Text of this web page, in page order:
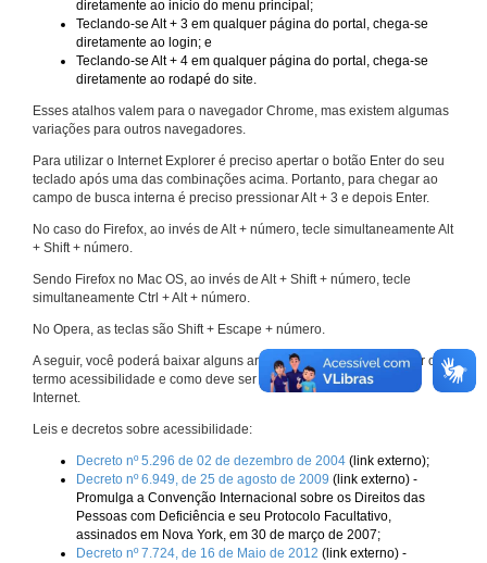
diretamente ao início do menu principal;
Teclando-se Alt + 3 em qualquer página do portal, chega-se
diretamente ao login; e
Teclando-se Alt + 4 em qualquer página do portal, chega-se
diretamente ao rodapé do site.
Esses atalhos valem para o navegador Chrome, mas existem algumas
variações para outros navegadores.
Para utilizar o Internet Explorer é preciso apertar o botão Enter do seu
teclado após uma das combinações acima. Portanto, para chegar ao
campo de busca interna é preciso pressionar Alt + 3 e depois Enter.
No caso do Firefox, ao invés de Alt + número, tecle simultaneamente Alt
+ Shift + número.
Sendo Firefox no Mac OS, ao invés de Alt + Shift + número, tecle
simultaneamente Ctrl + Alt + número.
No Opera, as teclas são Shift + Escape + número.
A seguir, você poderá baixar alguns arquivos que explicam melhor o
termo acessibilidade e como deve ser implementado nos sites da
Internet.
Leis e decretos sobre acessibilidade:
Decreto nº 5.296 de 02 de dezembro de 2004 (link externo);
Decreto nº 6.949, de 25 de agosto de 2009 (link externo) -
Promulga a Convenção Internacional sobre os Direitos das
Pessoas com Deficiência e seu Protocolo Facultativo,
assinados em Nova York, em 30 de março de 2007;
Decreto nº 7.724, de 16 de Maio de 2012 (link externo) -